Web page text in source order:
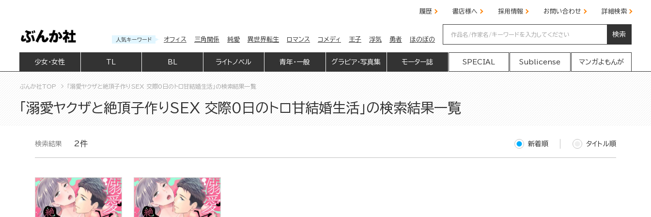
履歴 書店様へ 採用情報 お問い合わせ 詳細検索
人気キーワード オフィス 三角関係 純愛 異世界転生 ロマンス コメディ 王子 浮気 勇者 ほのぼの
検索
少女・女性 BL ライトノベル 青年・一般 グラビア・写真集 モーター誌 SPECIAL Sublicense マンガよもんが
ぶんか社TOP 「溺愛ヤクザと絶頂子作りSEX 交際0日のトロ甘結婚生活」の検索結果一覧
「溺愛ヤクザと絶頂子作りSEX 交際0日のトロ甘結婚生活」の検索結果一覧
検索結果 2件 新着順 タイトル順